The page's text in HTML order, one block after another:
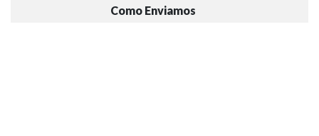
Como Enviamos